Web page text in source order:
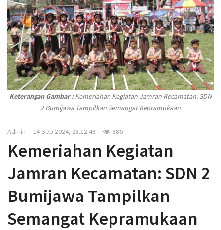
t
i
o
n
Keterangan Gambar :Kemeriahan Kegiatan Jamran Kecamatan: SDN
2 Bumijawa Tampilkan Semangat Kepramukaan
Admin 14 Sep 2024, 23:12:43 386
Kemeriahan Kegiatan
Jamran Kecamatan: SDN 2
Bumijawa Tampilkan
Semangat Kepramukaan